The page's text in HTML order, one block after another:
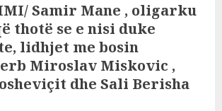
Samir Mane , oligarku
thotë se e nisi duke
lidhjet me bosin
Miroslav Miskovic ,
dhe Sali Berisha